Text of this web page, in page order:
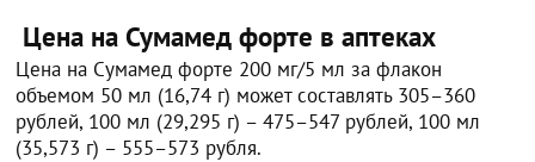
Цена на Сумамед форте в аптеках
Цена на Сумамед форте 200 мг/5 мл за флакон
объемом 50 мл (16,74 г) может составлять 305–360
рублей, 100 мл (29,295 г) – 475–547 рублей, 100 мл
(35,573 г) – 555–573 рубля.